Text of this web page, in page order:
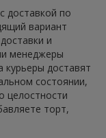
доставкой по
вариант
и
менеджеры
курьеры доставят
состоянии,
целостности
торт,